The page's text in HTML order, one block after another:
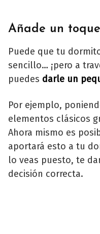
Añade un
Puede que tu
sencillo… ¡pero a
puedes darle un
Por ejemplo,
elementos clásicos
Ahora mismo es
aportará esto a tu
lo veas puesto, te
decisión correcta.